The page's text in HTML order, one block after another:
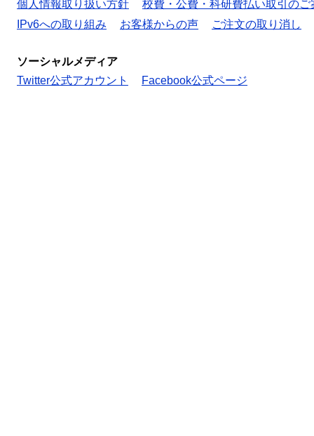
個人情報取り扱い方針
校費・公費・科研費払い取引のご
IPv6への取り組み
お客様からの声 ご注文の取り消し
ソーシャルメディア
Twitter公式アカウント
Facebook公式ページ